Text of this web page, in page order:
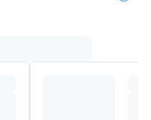
(PARFUM).